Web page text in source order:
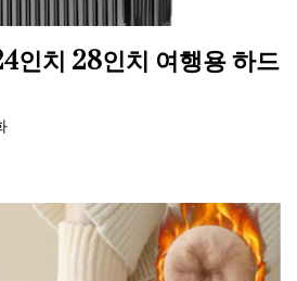
인치 28인치 여행용 하드